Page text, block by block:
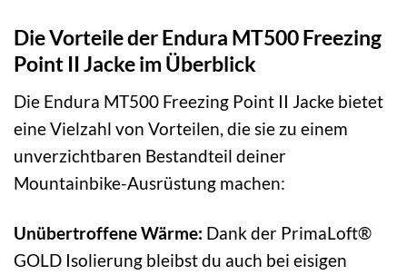
Die Vorteile der Endura MT500 Freezing
Point II Jacke im Überblick
Die Endura MT500 Freezing Point II Jacke bietet
eine Vielzahl von Vorteilen, die sie zu einem
unverzichtbaren Bestandteil deiner
Mountainbike-Ausrüstung machen:
Unübertroffene Wärme: Dank der PrimaLoft®
GOLD Isolierung bleibst du auch bei eisigen